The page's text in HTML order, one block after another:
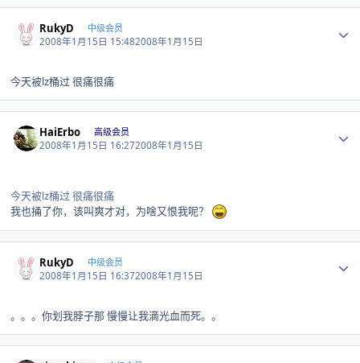
RukyD 中级会员
2008年1月15日 15:482008年1月15日
今天被lz桶过 很痛很痛
HaiErbo 高级会员
2008年1月15日 16:272008年1月15日
今天被lz桶过 很痛很痛
我也捅了你，该叫爽才对，为啥又恨我呢？
RukyD 中级会员
2008年1月15日 16:372008年1月15日
。。。你划我脖子那 慢慢让我滴光血而死。。